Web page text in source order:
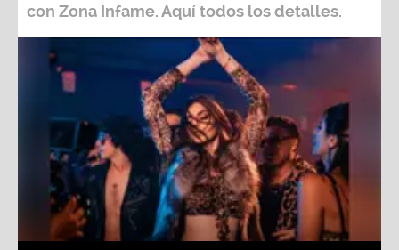
con Zona Infame. Aquí todos los detalles.